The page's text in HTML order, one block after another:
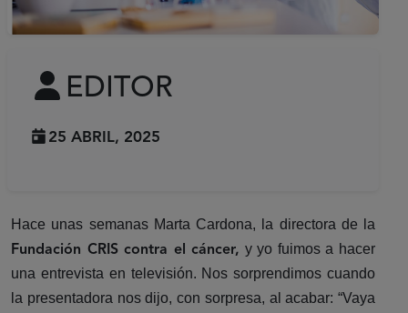
EDITOR
25 ABRIL, 2025
Hace unas semanas Marta Cardona, la directora de la
Fundación CRIS contra el cáncer, y yo fuimos a hacer
una entrevista en televisión. Nos sorprendimos cuando
la presentadora nos dijo, con sorpresa, al acabar: “Vaya